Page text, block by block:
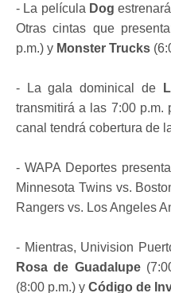
- La película Dog
Otras cintas que
p.m.) y Monster Trucks
- La gala dominical de
transmitirá a las 7:00 p.m.
canal tendrá cobertura de
- WAPA Deportes
Minnesota Twins vs.
Rangers vs. Los Angeles
- Mientras, Univision
Rosa de Guadalupe
(8:00 p.m.) y Código de